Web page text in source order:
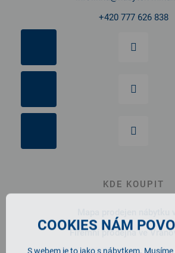
COOKIES NÁM
+420 777 626 838
KDE KOUPIT
Firemní prodejna ve